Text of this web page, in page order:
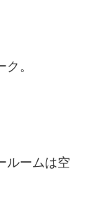
。
ルームは空